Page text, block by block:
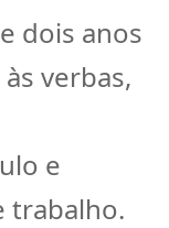
dois anos
verbas,
e
trabalho.